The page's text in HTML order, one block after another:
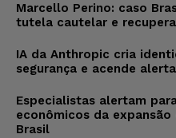
Marcello Perino: caso
tutela cautelar e
IA da Anthropic cria
segurança e acende
Especialistas alertam
econômicos da
Brasil